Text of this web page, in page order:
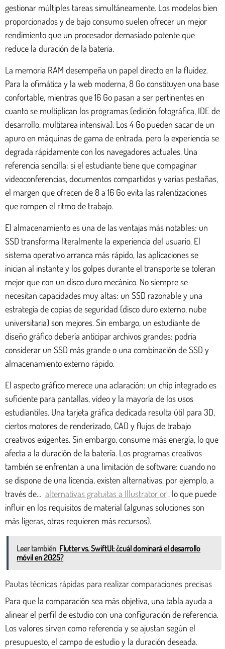
gestionar múltiples tareas simultáneamente. Los modelos bien
proporcionados y de bajo consumo suelen ofrecer un mejor
rendimiento que un procesador demasiado potente que
reduce la duración de la batería.
La memoria RAM desempeña un papel directo en la fluidez.
Para la ofimática y la web moderna, 8 Go constituyen una base
confortable, mientras que 16 Go pasan a ser pertinentes en
cuanto se multiplican los programas (edición fotográfica, IDE de
desarrollo, multitarea intensiva). Los 4 Go pueden sacar de un
apuro en máquinas de gama de entrada, pero la experiencia se
degrada rápidamente con los navegadores actuales. Una
referencia sencilla: si el estudiante tiene que compaginar
videoconferencias, documentos compartidos y varias pestañas,
el margen que ofrecen de 8 a 16 Go evita las ralentizaciones
que rompen el ritmo de trabajo.
El almacenamiento es una de las ventajas más notables: un
SSD transforma literalmente la experiencia del usuario. El
sistema operativo arranca más rápido, las aplicaciones se
inician al instante y los golpes durante el transporte se toleran
mejor que con un disco duro mecánico. No siempre se
necesitan capacidades muy altas: un SSD razonable y una
estrategia de copias de seguridad (disco duro externo, nube
universitaria) son mejores. Sin embargo, un estudiante de
diseño gráfico debería anticipar archivos grandes: podría
considerar un SSD más grande o una combinación de SSD y
almacenamiento externo rápido.
El aspecto gráfico merece una aclaración: un chip integrado es
suficiente para pantallas, vídeo y la mayoría de los usos
estudiantiles. Una tarjeta gráfica dedicada resulta útil para 3D,
ciertos motores de renderizado, CAD y flujos de trabajo
creativos exigentes. Sin embargo, consume más energía, lo que
afecta a la duración de la batería. Los programas creativos
también se enfrentan a una limitación de software: cuando no
se dispone de una licencia, existen alternativas, por ejemplo, a
través de... alternativas gratuitas a Illustrator or , lo que puede
influir en los requisitos de material (algunas soluciones son
más ligeras, otras requieren más recursos).
Leer también Flutter vs. SwiftUI: ¿cuál dominará el desarrollo
móvil en 2025?
Pautas técnicas rápidas para realizar comparaciones precisas
Para que la comparación sea más objetiva, una tabla ayuda a
alinear el perfil de estudio con una configuración de referencia.
Los valores sirven como referencia y se ajustan según el
presupuesto, el campo de estudio y la duración deseada.